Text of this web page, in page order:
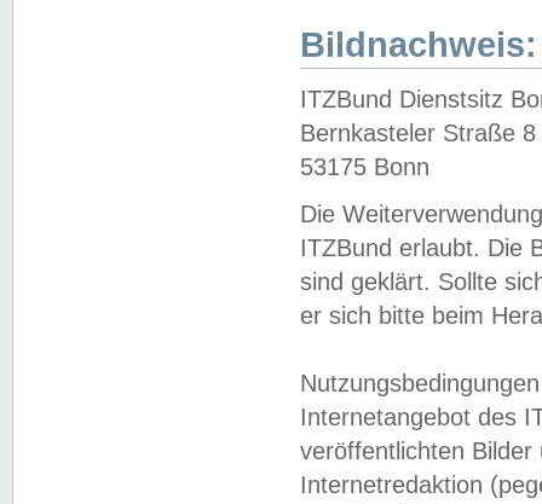
Bildnachweis:
ITZBund Dienstsitz
Bernkasteler Straße 8
53175 Bonn
Die
ITZBund erlaubt. Die
sind geklärt. Sollte
er sich bitte beim
Internetangebot des
veröffentlichten
Internetredaktion